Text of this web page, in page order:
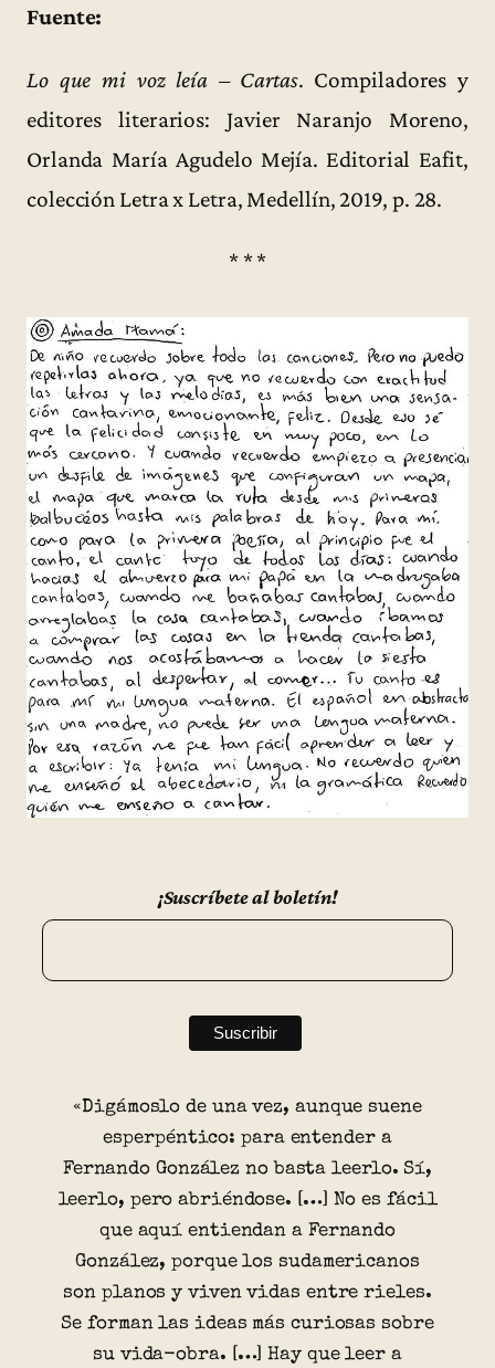
Fuente:
Lo que mi voz leía – Cartas. Compiladores y
editores literarios: Javier Naranjo Moreno,
Orlanda María Agudelo Mejía. Editorial Eafit,
colección Letra x Letra, Medellín, 2019, p. 28.
* * *
¡Suscríbete al boletín!
«Digámoslo de una vez, aunque suene
esperpéntico: para entender a
Fernando González no basta leerlo. Sí,
leerlo, pero abriéndose. […] No es fácil
que aquí entiendan a Fernando
González, porque los sudamericanos
son planos y viven vidas entre rieles.
Se forman las ideas más curiosas sobre
su vida-obra. […] Hay que leer a